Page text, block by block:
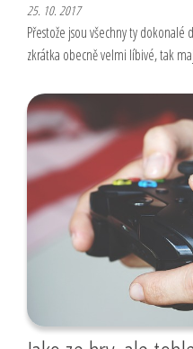
25. 10. 2017
Přestože jsou všechny ty
zkrátka obecně velmi líbivé, tak